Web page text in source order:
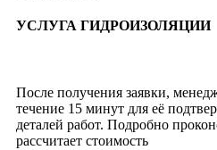
УСЛУГА ГИДРОИЗОЛЯЦИИ
После получения заявки,
течение 15 минут для её
деталей работ. Подробно
рассчитает стоимость